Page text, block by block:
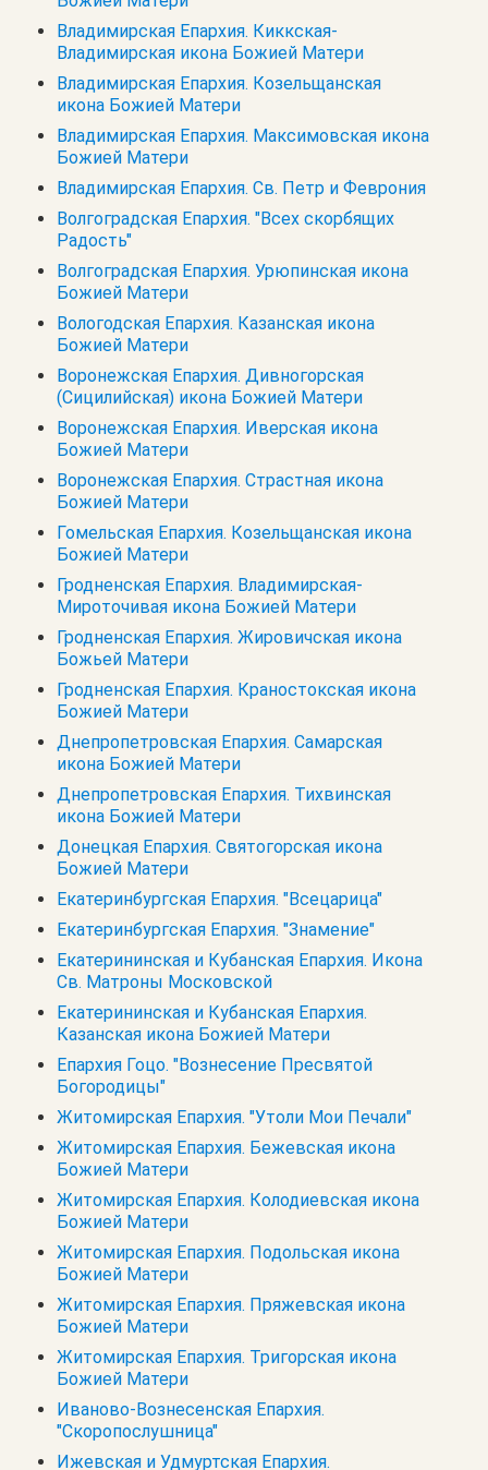
Владимирская Епархия. Киккская-
Владимирская икона Божией Матери
Владимирская Епархия. Козельщанская
икона Божией Матери
Владимирская Епархия. Максимовская икона
Божией Матери
Владимирская Епархия. Св. Петр и Феврония
Волгоградская Епархия. "Всех скорбящих
Радость"
Волгоградская Епархия. Урюпинская икона
Божией Матери
Вологодская Епархия. Казанская икона
Божией Матери
Воронежская Епархия. Дивногорская
(Сицилийская) икона Божией Матери
Воронежская Епархия. Иверская икона
Божией Матери
Воронежская Епархия. Страстная икона
Божией Матери
Гомельская Епархия. Козельщанская икона
Божией Матери
Гродненская Епархия. Владимирская-
Мироточивая икона Божией Матери
Гродненская Епархия. Жировичская икона
Божьей Матери
Гродненская Епархия. Краностокская икона
Божией Матери
Днепропетровская Епархия. Самарская
икона Божией Матери
Днепропетровская Епархия. Тихвинская
икона Божией Матери
Донецкая Епархия. Святогорская икона
Божией Матери
Екатеринбургская Епархия. "Всецарица"
Екатеринбургская Епархия. "Знамение"
Екатерининская и Кубанская Епархия. Икона
Св. Матроны Московской
Екатерининская и Кубанская Епархия.
Казанская икона Божией Матери
Епархия Гоцо. "Вознесение Пресвятой
Богородицы"
Житомирская Епархия. "Утоли Мои Печали"
Житомирская Епархия. Бежевская икона
Божией Матери
Житомирская Епархия. Колодиевская икона
Божией Матери
Житомирская Епархия. Подольская икона
Божией Матери
Житомирская Епархия. Пряжевская икона
Божией Матери
Житомирская Епархия. Тригорская икона
Божией Матери
Иваново-Вознесенская Епархия.
"Скоропослушница"
Ижевская и Удмуртская Епархия.